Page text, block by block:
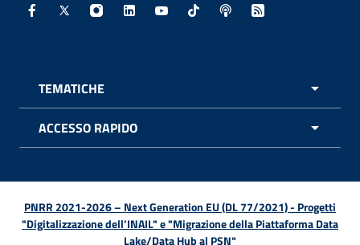
Facebook - Sito esterno - Apertura in nuova finestra
X - Sito esterno - Apertura in nuova finestra
Instagram - Sito esterno - Apertura in
Linkedin - Sito esterno - Apertura in
Youtube - Sito esterno -
TikTok - Sito esterno -
Spreaker - Sito
Feed RSS -
TEMATICHE
ACCESSO RAPIDO
PNRR 2021-2026 – Next Generation EU (DL 77/2021) - Progetti
"Digitalizzazione dell’INAIL" e "Migrazione della Piattaforma Data
Lake/Data Hub al PSN"